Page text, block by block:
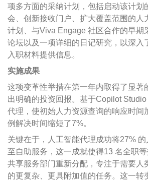
项多方面的采纳计划，包括启动该计划
会、创新接收门户、扩大覆盖范围的人
计划、与Viva Engage 社区合作的早期
论坛以及一项详细的日记研究，以深入
入职材料提供信息。
实施成果
这项变革性举措在第一年内取得了显著
出明确的投资回报。基于Copilot
代理，使初始人力资源查询的响应时间
例解决时间缩短了7%。
关键在于，人工智能代理成功将27%
至自助服务，这一成就使得13 名全职
共享服务部门重新分配，专注于需要人
的更复杂、更具附加值的任务。这一转